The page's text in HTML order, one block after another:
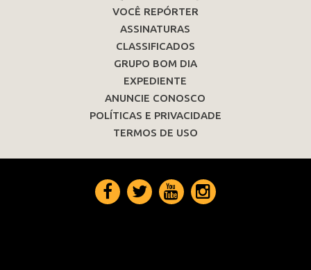
VOCÊ REPÓRTER
ASSINATURAS
CLASSIFICADOS
GRUPO BOM DIA
EXPEDIENTE
ANUNCIE CONOSCO
POLÍTICAS E PRIVACIDADE
TERMOS DE USO